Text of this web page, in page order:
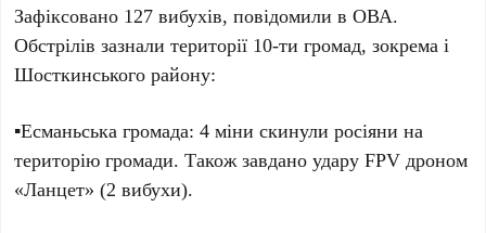
Зафіксовано 127 вибухів, повідомили в ОВА.
Обстрілів зазнали території 10-ти громад, зокрема і
Шосткинського району:
▪️Есманьська громада: 4 міни скинули росіяни на
територію громади. Також завдано удару FPV дроном
«Ланцет» (2 вибухи).